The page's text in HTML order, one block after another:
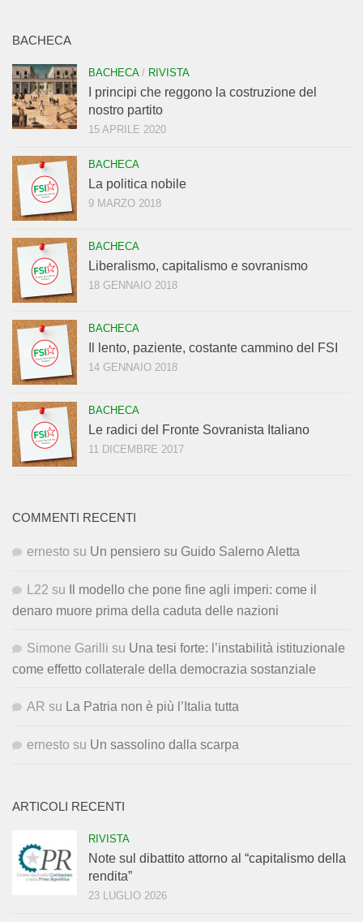
BACHECA
BACHECA/ RIVISTA
I principi che reggono la costruzione del
nostro partito
15 APRILE 2020
BACHECA
La politica nobile
9 MARZO 2018
BACHECA
Liberalismo, capitalismo e sovranismo
18 GENNAIO 2018
BACHECA
Il lento, paziente, costante cammino del FSI
14 GENNAIO 2018
BACHECA
Le radici del Fronte Sovranista Italiano
11 DICEMBRE 2017
COMMENTI RECENTI
ernesto su Un pensiero su Guido Salerno Aletta
L22 su
Il modello che pone fine agli imperi: come il
denaro muore prima della caduta delle nazioni
Simone Garilli su Una tesi forte: l’instabilità istituzionale
come effetto collaterale della democrazia sostanziale
AR su La Patria non è più l’Italia tutta
ernesto su Un sassolino dalla scarpa
ARTICOLI RECENTI
RIVISTA
Note sul dibattito attorno al “capitalismo della
rendita”
23 LUGLIO 2026